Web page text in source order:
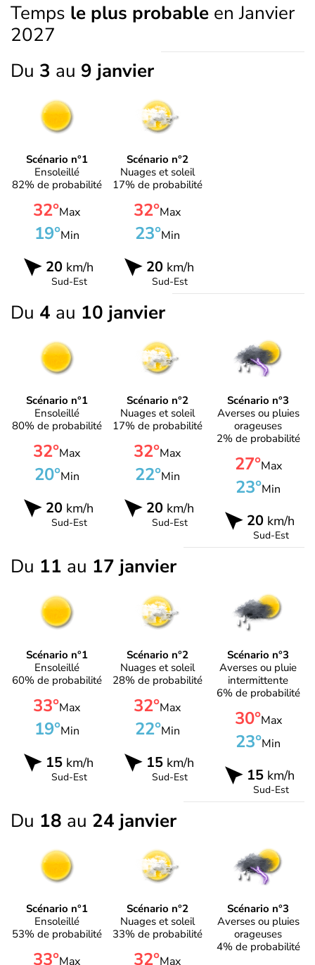
Temps le plus probable en Janvier
2027
Du 3 au 9 janvier
Scénario n°1
Ensoleillé
82% de probabilité
32°Max
19°Min
20km/h
Sud-Est
Scénario n°2
Nuages et soleil
17% de probabilité
32°Max
23°Min
20km/h
Sud-Est
Du 4 au 10 janvier
Scénario n°1
Ensoleillé
80% de probabilité
32°Max
20°Min
20km/h
Sud-Est
Scénario n°2
Nuages et soleil
17% de probabilité
32°Max
22°Min
20km/h
Sud-Est
Scénario n°3
Averses ou pluies
orageuses
2% de probabilité
27°Max
23°Min
20 km/h
Sud-Est
Du 11 au 17 janvier
Scénario n°1
Ensoleillé
60% de probabilité
33°Max
19°Min
15km/h
Sud-Est
Scénario n°2
Nuages et soleil
28% de probabilité
32°Max
22°Min
15km/h
Sud-Est
Scénario n°3
Averses ou pluie
intermittente
6% de probabilité
30°Max
23°Min
15 km/h
Sud-Est
Du 18 au 24 janvier
Scénario n°1
Ensoleillé
53% de probabilité
33°Max
Scénario n°2
Nuages et soleil
33% de probabilité
32°Max
Scénario n°3
Averses ou pluies
orageuses
4% de probabilité